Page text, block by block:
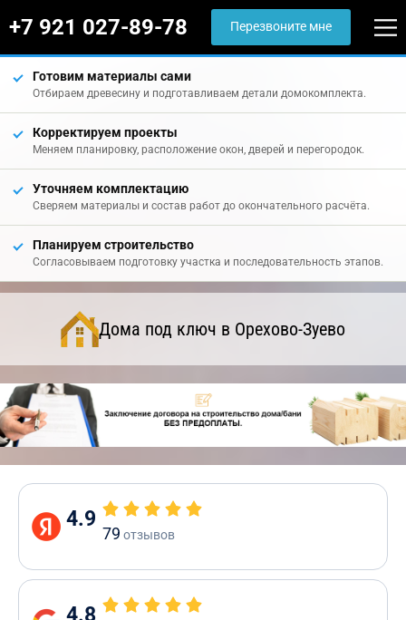
+7 921 027-89-78 Перезвоните мне
Готовим материалы сами
Отбираем древесину и подготавливаем детали домокомплекта.
Корректируем проекты
Меняем планировку, расположение окон, дверей и перегородок.
Уточняем комплектацию
Сверяем материалы и состав работ до окончательного расчёта.
Планируем строительство
Согласовываем подготовку участка и последовательность этапов.
Дома под ключ в Орехово-Зуево
4.9
79 отзывов
4.8